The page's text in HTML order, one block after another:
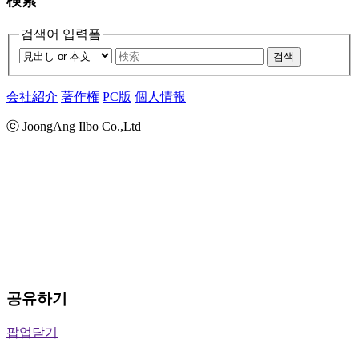
검색어 입력폼
검색
会社紹介 著作権 PC版 個人情報
ⓒ JoongAng Ilbo Co.,Ltd
공유하기
팝업닫기